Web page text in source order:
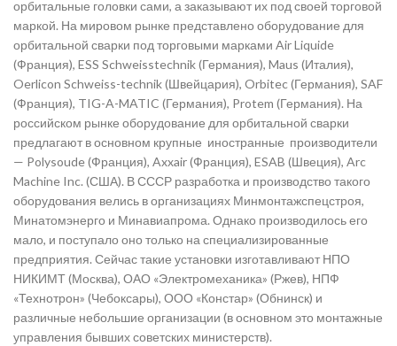
орбитальные головки сами, а заказывают их под своей торговой
маркой. На мировом рынке представлено оборудование для
орбитальной сварки под торговыми марками Air Liquide
(Франция), ESS Schweisstechnik (Германия), Maus (Италия),
Oerlicon Schweiss-technik (Швейцария), Orbitec (Германия), SAF
(Франция), TIG-A-MATIC (Германия), Protem (Германия). На
российском рынке оборудование для орбитальной сварки
предлагают в основном крупные иностранные производители
— Polysoude (Франция), Axxair (Франция), ESAB (Швеция), Arc
Machine Inc. (США). В СССР разработка и производство такого
оборудования велись в организациях Минмонтажспецстроя,
Минатомэнерго и Минавиапрома. Однако производилось его
мало, и поступало оно только на специализированные
предприятия. Сейчас такие установки изготавливают НПО
НИКИМТ (Москва), ОАО «Электромеханика» (Ржев), НПФ
«Технотрон» (Чебоксары), ООО «Констар» (Обнинск) и
различные небольшие организации (в основном это монтажные
управления бывших советских министерств).